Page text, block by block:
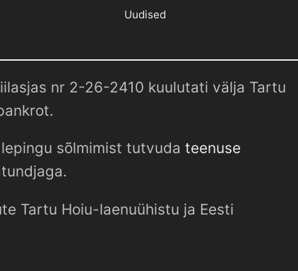
Uudised
nr 2-26-2410 kuulutati välja Tartu
sõlmimist tutvuda teenuse
Tartu Hoiu-laenuühistu ja Eesti